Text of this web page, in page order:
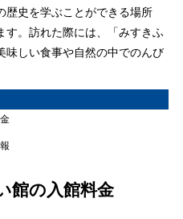
歴史を学ぶことができる場所
す。訪れた際には、「みすきふ
味しい食事や自然の中でのんび
館の入館料金